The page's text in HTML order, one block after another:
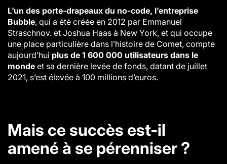
L’un des porte-drapeaux du no-code, l’entreprise
Bubble, qui a été créée en 2012 par Emmanuel
Straschnov. et Joshua Haas à New York, et qui occupe
une place particulière dans l’histoire de Comet, compte
aujourd’hui plus de 1 600 000 utilisateurs dans le
monde et sa dernière levée de fonds, datant de juillet
2021, s’est élevée à 100 millions d’euros.
Mais ce succès est-il
amené à se pérenniser ?